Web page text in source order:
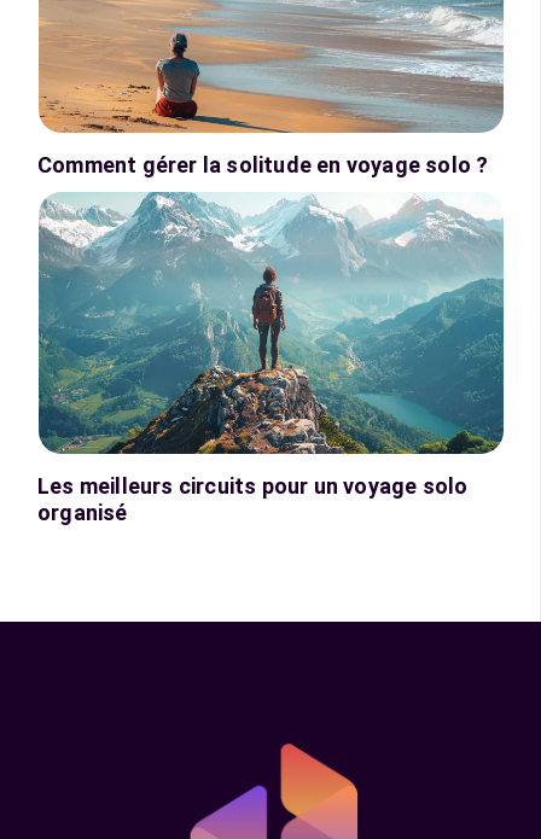
Comment gérer la solitude en voyage solo ?
Les meilleurs circuits pour un voyage solo
organisé